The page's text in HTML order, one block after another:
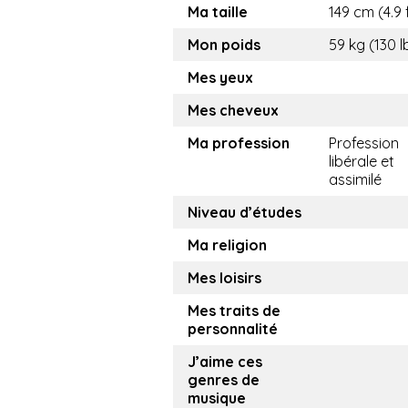
Ma taille
149 cm (4.9
Mon poids
59 kg (130
Mes yeux
Mes cheveux
Ma profession
Profession
libérale et
assimilé
Niveau d’études
Ma religion
Mes loisirs
Mes traits de
personnalité
J’aime ces
genres de
musique